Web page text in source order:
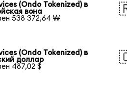
(Ondo Tokenized) в
вона
538 372,64 ₩
(Ondo Tokenized) в
доллар
487,02 $